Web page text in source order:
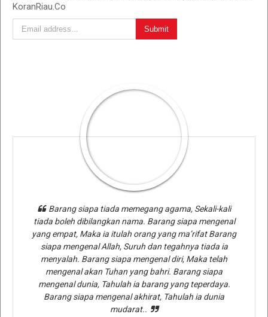
KoranRiau.Co
Barang siapa tiada memegang agama, Sekali-kali
tiada boleh dibilangkan nama. Barang siapa mengenal
yang empat, Maka ia itulah orang yang ma’rifat Barang
siapa mengenal Allah, Suruh dan tegahnya tiada ia
menyalah. Barang siapa mengenal diri, Maka telah
mengenal akan Tuhan yang bahri. Barang siapa
mengenal dunia, Tahulah ia barang yang teperdaya.
Barang siapa mengenal akhirat, Tahulah ia dunia
mudarat..